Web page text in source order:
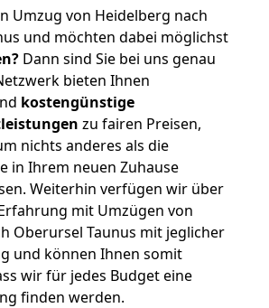
Umzug von Heidelberg nach
und möchten dabei möglichst
Dann sind Sie bei uns genau
bieten Ihnen
kostengünstige
zu fairen Preisen,
nichts anderes als die
in Ihrem neuen Zuhause
Weiterhin verfügen wir über
mit Umzügen von
Oberursel Taunus mit jeglicher
und können Ihnen somit
wir für jedes Budget eine
finden werden.